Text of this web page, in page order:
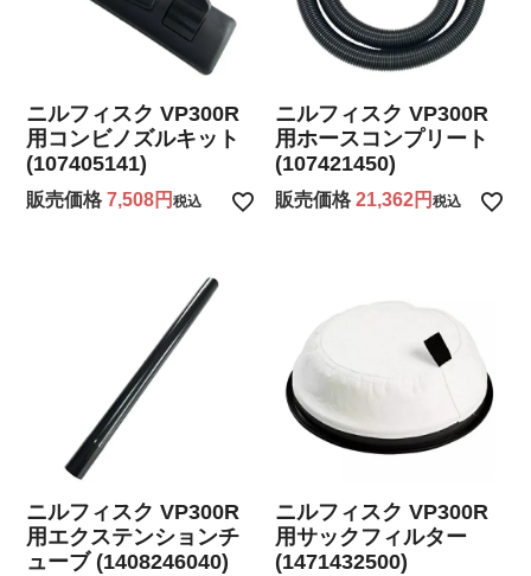
ニルフィスク VP300R
用コンビノズルキット
(107405141)
販売価格 7,508 税込
ニルフィスク VP300R
用ホースコンプリート
(107421450)
販売価格 21,362 税込
ニルフィスク VP300R
用エクステンションチ
ューブ (1408246040)
ニルフィスク VP300R
用サックフィルター
(1471432500)